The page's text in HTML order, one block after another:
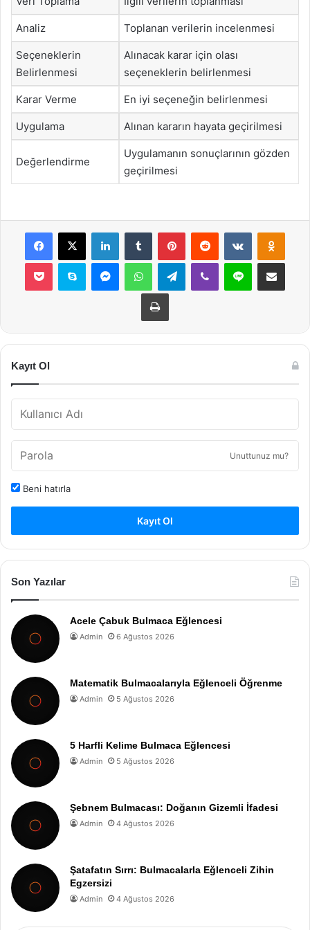
Analiz Toplanan verilerin incelenmesi
Seçeneklerin
Belirlenmesi
Alınacak karar için olası
seçeneklerin belirlenmesi
Karar Verme En iyi seçeneğin belirlenmesi
Uygulama Alınan kararın hayata geçirilmesi
Değerlendirme
Uygulamanın sonuçlarının gözden
geçirilmesi
Facebook
X LinkedInTumblr PinterestReddit VKontakte
Pocket Skype MessengerWhatsAppTelegramViber Line E-Posta ile
Yazdır
Kayıt Ol
Unuttunuz mu?
Beni hatırla
Kayıt Ol
Son Yazılar
Acele Çabuk Bulmaca Eğlencesi
Admin 6 Ağustos 2026
Matematik Bulmacalarıyla Eğlenceli Öğrenme
Admin 5 Ağustos 2026
5 Harfli Kelime Bulmaca Eğlencesi
Admin 5 Ağustos 2026
Şebnem Bulmacası: Doğanın Gizemli İfadesi
Admin 4 Ağustos 2026
Şatafatın Sırrı: Bulmacalarla Eğlenceli Zihin
Egzersizi
Admin 4 Ağustos 2026